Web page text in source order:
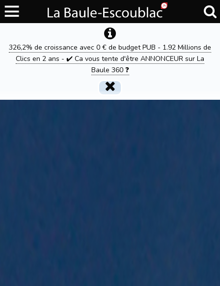
326,2% de croissance avec 0 € de budget PUB - 1.92 Millions de
Clics en 2 ans - ✔️ Ca vous tente d'être ANNONCEUR sur La
Baule 360 ❓